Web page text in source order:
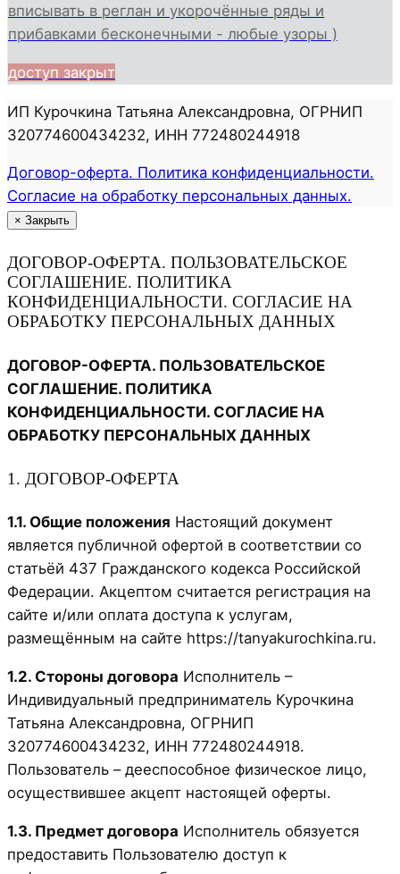
вписывать в реглан и укорочённые ряды и
прибавками бесконечными - любые узоры )
доступ закрыт
ИП Курочкина Татьяна Александровна, ОГРНИП
320774600434232, ИНН 772480244918
Договор-оферта. Политика конфиденциальности.
Согласие на обработку персональных данных.
× Закрыть
ДОГОВОР-ОФЕРТА. ПОЛЬЗОВАТЕЛЬСКОЕ
СОГЛАШЕНИЕ. ПОЛИТИКА
КОНФИДЕНЦИАЛЬНОСТИ. СОГЛАСИЕ НА
ОБРАБОТКУ ПЕРСОНАЛЬНЫХ ДАННЫХ
ДОГОВОР-ОФЕРТА. ПОЛЬЗОВАТЕЛЬСКОЕ
СОГЛАШЕНИЕ. ПОЛИТИКА
КОНФИДЕНЦИАЛЬНОСТИ. СОГЛАСИЕ НА
ОБРАБОТКУ ПЕРСОНАЛЬНЫХ ДАННЫХ
1. ДОГОВОР-ОФЕРТА
1.1. Общие положения Настоящий документ
является публичной офертой в соответствии со
статьёй 437 Гражданского кодекса Российской
Федерации. Акцептом считается регистрация на
сайте и/или оплата доступа к услугам,
размещённым на сайте https://tanyakurochkina.ru.
1.2. Стороны договора Исполнитель –
Индивидуальный предприниматель Курочкина
Татьяна Александровна, ОГРНИП
320774600434232, ИНН 772480244918.
Пользователь – дееспособное физическое лицо,
осуществившее акцепт настоящей оферты.
1.3. Предмет договора Исполнитель обязуется
предоставить Пользователю доступ к